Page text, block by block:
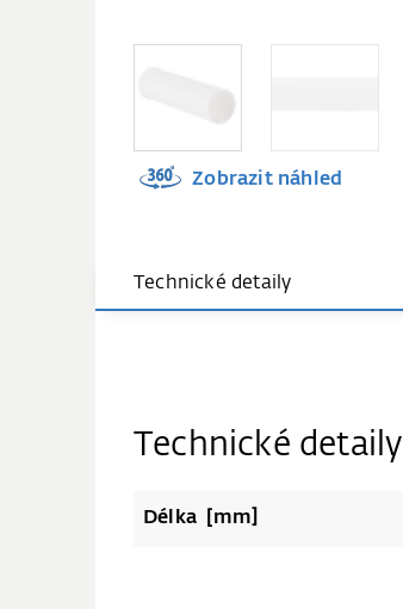
Zobrazit náhled
Technické detaily
Technické detaily
Délka [mm]